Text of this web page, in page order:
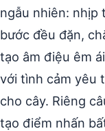
ngẫu nhiên:
bước đều đặn,
tạo âm điệu êm
với tình cảm yêu
cho cây. Riêng
tạo điểm nhấn